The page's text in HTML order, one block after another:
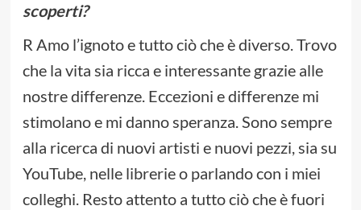
scoperti?
R Amo l’ignoto e tutto ciò che è diverso. Trovo
che la vita sia ricca e interessante grazie alle
nostre differenze. Eccezioni e differenze mi
stimolano e mi danno speranza. Sono sempre
alla ricerca di nuovi artisti e nuovi pezzi, sia su
YouTube, nelle librerie o parlando con i miei
colleghi. Resto attento a tutto ciò che è fuori